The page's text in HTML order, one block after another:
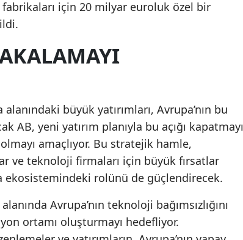
fabrikaları için 20 milyar euroluk özel bir
büyük yatırımları, Avrupa’nın bu
AB, yeni yatırım planıyla bu açığı kapatmayı
amaçlıyor. Bu stratejik hamle,
ve teknoloji firmaları için büyük fırsatlar
ekosistemindeki rolünü de güçlendirecek.
Avrupa’nın teknoloji bağımsızlığını
ortamı oluşturmayı hedefliyor.